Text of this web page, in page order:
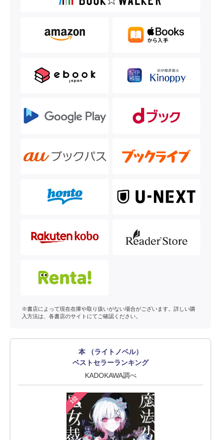
※書店によって現在在庫や取り扱いがない場合がございます。詳しい購
入方法は、各書店のサイトにてご確認ください。
本 （ライトノベル）
ベストセラーランキング
KADOKAWA調べ
1位